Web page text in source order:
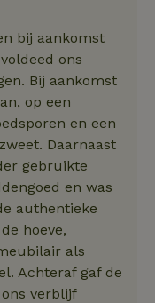
bij aankomst
ons
Bij aankomst
op een
en een
Daarnaast
gebruikte
en was
authentieke
hoeve,
als
Achteraf gaf de
verblijf